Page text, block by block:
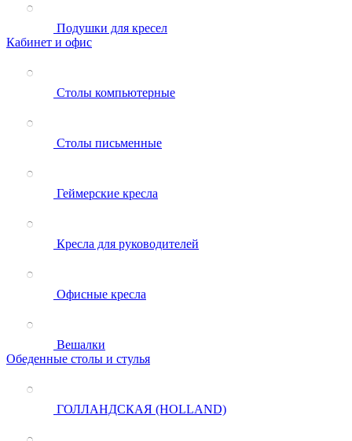
Подушки для кресел
Кабинет и офис
Столы компьютерные
Столы письменные
Геймерские кресла
Кресла для руководителей
Офисные кресла
Вешалки
Обеденные столы и стулья
ГОЛЛАНДСКАЯ (HOLLAND)